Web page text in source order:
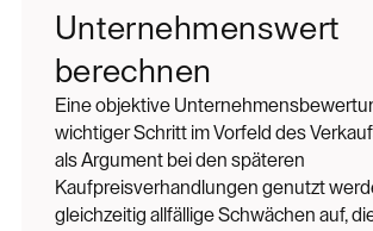
Unternehmenswert
berechnen
Eine objektive
wichtiger Schritt im Vorfeld des
als Argument bei den späteren
Kaufpreisverhandlungen genutzt
gleichzeitig allfällige Schwächen auf,